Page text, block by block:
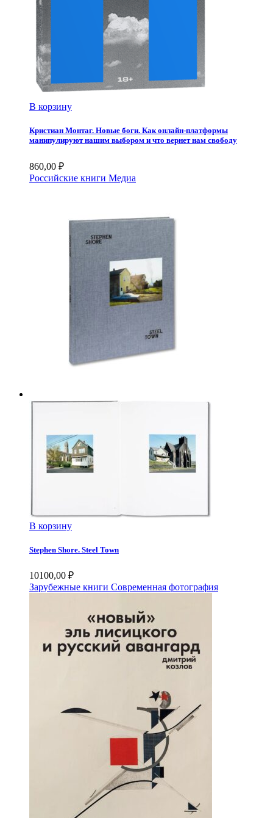
В корзину
Кристиан Монтаг. Новые боги. Как онлайн-платформы
манипулируют нашим выбором и что вернет нам свободу
860,00 ₽
Российские книги Медиа
В корзину
Stephen Shore. Steel Town
10100,00 ₽
Зарубежные книги Современная фотография